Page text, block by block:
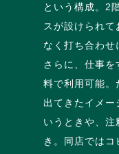
という構成。2
スが設けられて
なく打ち合わせ
さらに、仕事
料で利用可能
出てきたイメー
いうときや、注
き。同店では